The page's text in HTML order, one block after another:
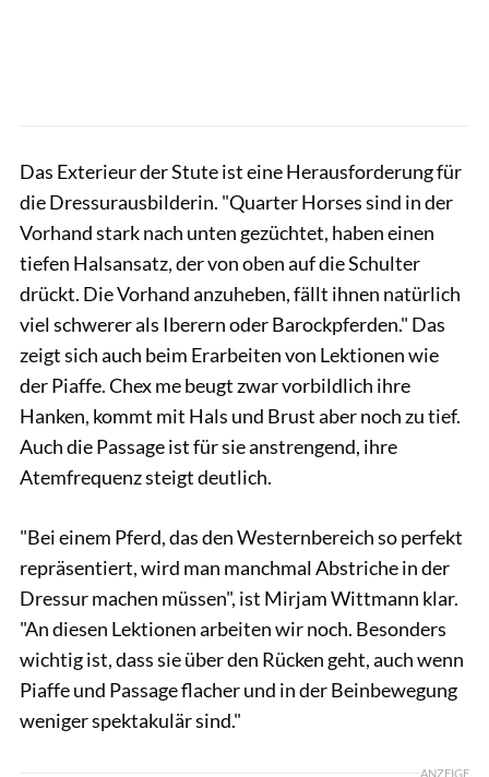
Das Exterieur der Stute ist eine Herausforderung für
die Dressurausbilderin. "Quarter Horses sind in der
Vorhand stark nach unten gezüchtet, haben einen
tiefen Halsansatz, der von oben auf die Schulter
drückt. Die Vorhand anzuheben, fällt ihnen natürlich
viel schwerer als Iberern oder Barockpferden." Das
zeigt sich auch beim Erarbeiten von Lektionen wie
der Piaffe. Chex me beugt zwar vorbildlich ihre
Hanken, kommt mit Hals und Brust aber noch zu tief.
Auch die Passage ist für sie anstrengend, ihre
Atemfrequenz steigt deutlich.
"Bei einem Pferd, das den Westernbereich so perfekt
repräsentiert, wird man manchmal Abstriche in der
Dressur machen müssen", ist Mirjam Wittmann klar.
"An diesen Lektionen arbeiten wir noch. Besonders
wichtig ist, dass sie über den Rücken geht, auch wenn
Piaffe und Passage flacher und in der Beinbewegung
weniger spektakulär sind."
ANZEIGE